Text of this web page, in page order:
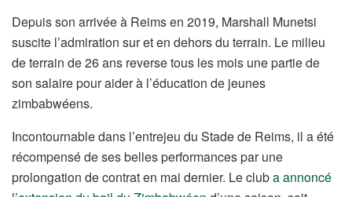
Depuis son arrivée à Reims en 2019, Marshall Munetsi
suscite l’admiration sur et en dehors du terrain. Le milieu
de terrain de 26 ans reverse tous les mois une partie de
son salaire pour aider à l’éducation de jeunes
zimbabwéens.
Incontournable dans l’entrejeu du Stade de Reims, il a été
récompensé de ses belles performances par une
prolongation de contrat en mai dernier. Le cluba annoncé